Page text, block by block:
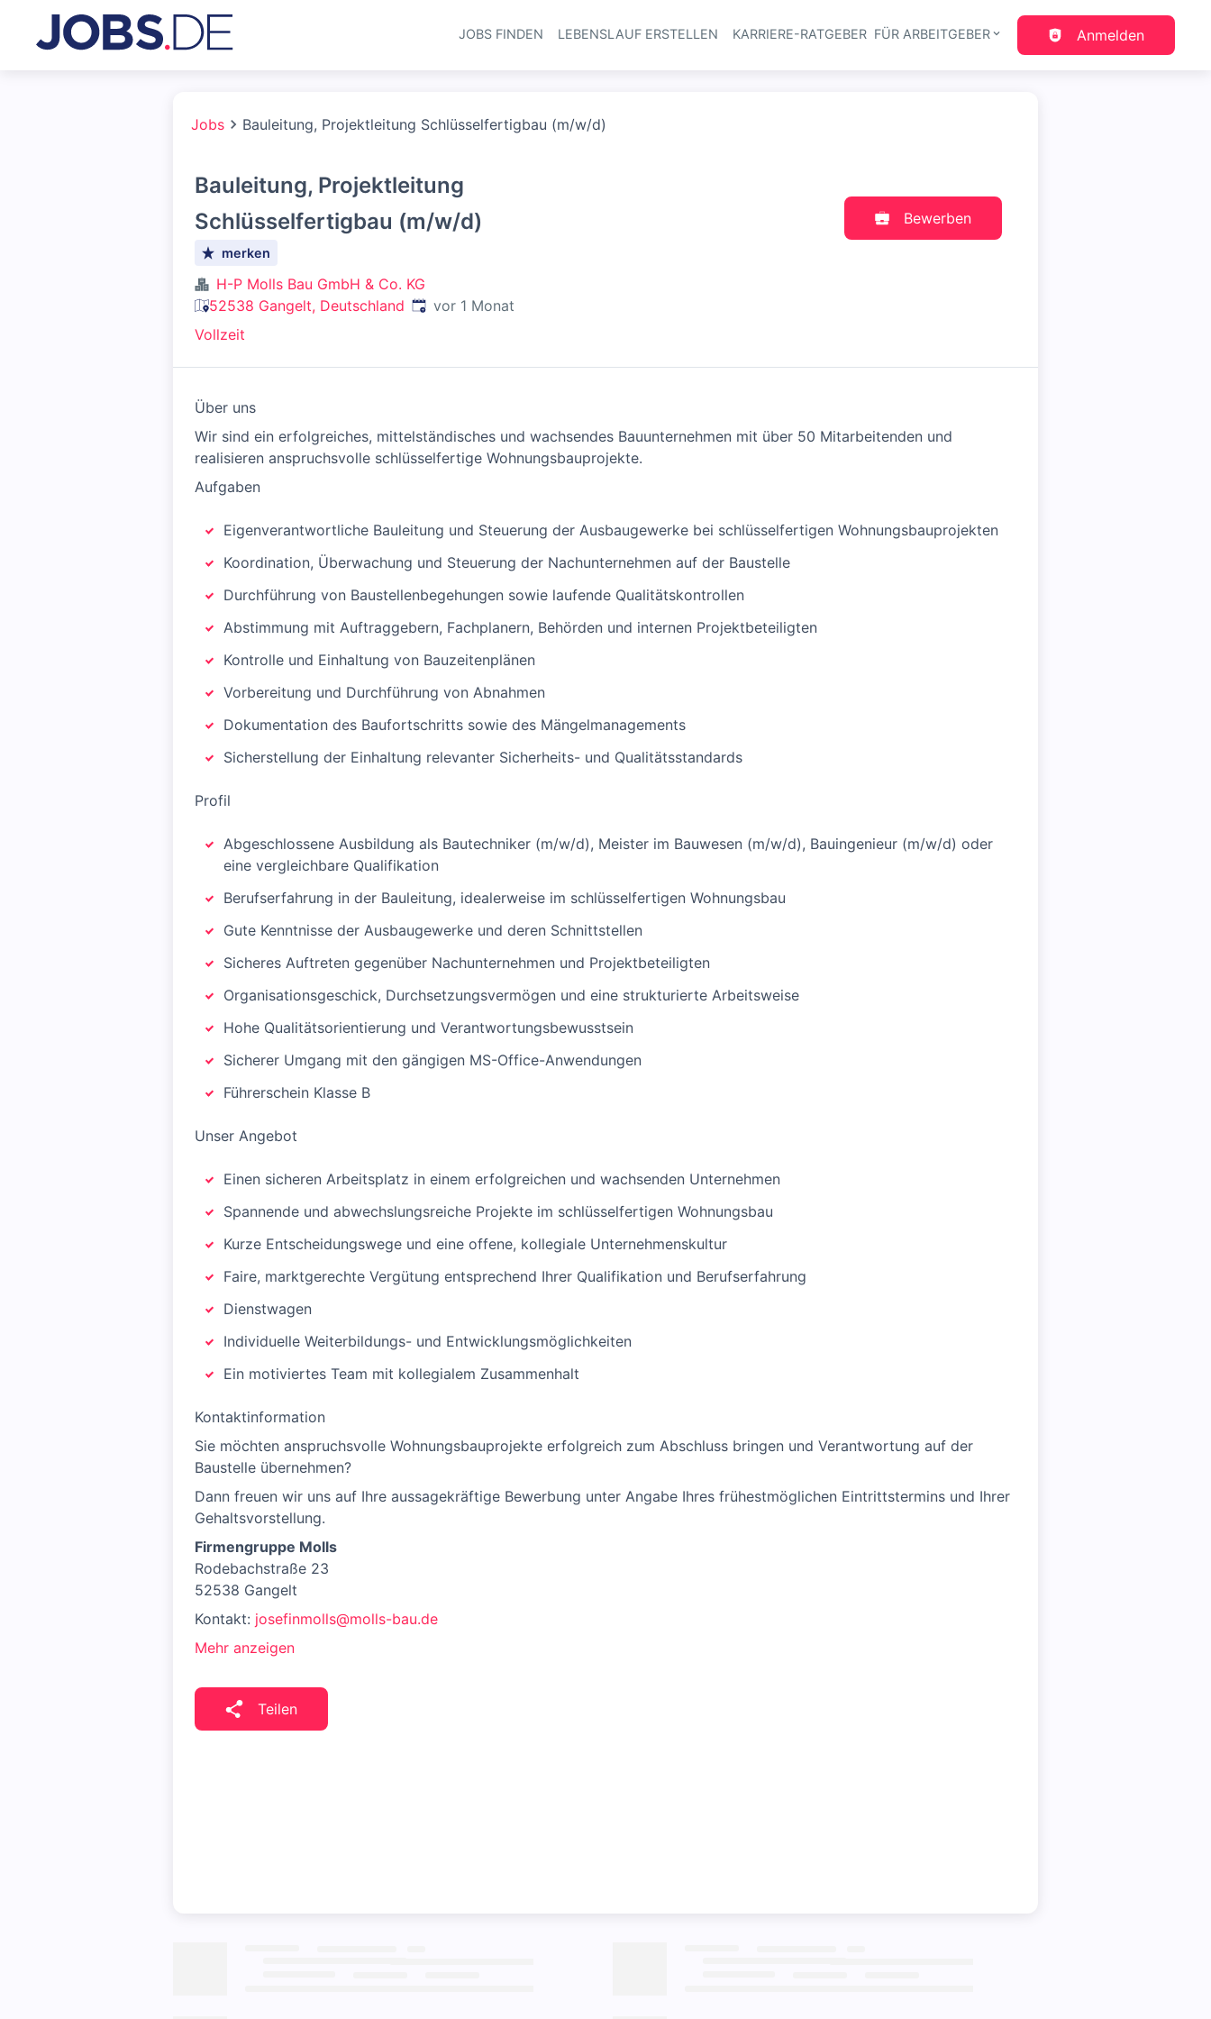
Haupt-Navigation
JOBS FINDEN LEBENSLAUF ERSTELLEN KARRIERE-RATGEBER FÜR ARBEITGEBER Anmelden
Jobs Bauleitung, Projektleitung Schlüsselfertigbau (m/w/d)
Bauleitung, Projektleitung
Schlüsselfertigbau (m/w/d)
merken
H-P Molls Bau GmbH & Co. KG
52538 Gangelt, Deutschland Veröffentlicht:
vor 1 Monat
Vollzeit
Bewerben
Über uns
Wir sind ein erfolgreiches, mittelständisches und wachsendes Bauunternehmen mit über 50 Mitarbeitenden und
realisieren anspruchsvolle schlüsselfertige Wohnungsbauprojekte.
Aufgaben
Eigenverantwortliche Bauleitung und Steuerung der Ausbaugewerke bei schlüsselfertigen Wohnungsbauprojekten
Koordination, Überwachung und Steuerung der Nachunternehmen auf der Baustelle
Durchführung von Baustellenbegehungen sowie laufende Qualitätskontrollen
Abstimmung mit Auftraggebern, Fachplanern, Behörden und internen Projektbeteiligten
Kontrolle und Einhaltung von Bauzeitenplänen
Vorbereitung und Durchführung von Abnahmen
Dokumentation des Baufortschritts sowie des Mängelmanagements
Sicherstellung der Einhaltung relevanter Sicherheits- und Qualitätsstandards
Profil
Abgeschlossene Ausbildung als Bautechniker (m/w/d), Meister im Bauwesen (m/w/d), Bauingenieur (m/w/d) oder
eine vergleichbare Qualifikation
Berufserfahrung in der Bauleitung, idealerweise im schlüsselfertigen Wohnungsbau
Gute Kenntnisse der Ausbaugewerke und deren Schnittstellen
Sicheres Auftreten gegenüber Nachunternehmen und Projektbeteiligten
Organisationsgeschick, Durchsetzungsvermögen und eine strukturierte Arbeitsweise
Hohe Qualitätsorientierung und Verantwortungsbewusstsein
Sicherer Umgang mit den gängigen MS-Office-Anwendungen
Führerschein Klasse B
Unser Angebot
Einen sicheren Arbeitsplatz in einem erfolgreichen und wachsenden Unternehmen
Spannende und abwechslungsreiche Projekte im schlüsselfertigen Wohnungsbau
Kurze Entscheidungswege und eine offene, kollegiale Unternehmenskultur
Faire, marktgerechte Vergütung entsprechend Ihrer Qualifikation und Berufserfahrung
Dienstwagen
Individuelle Weiterbildungs- und Entwicklungsmöglichkeiten
Ein motiviertes Team mit kollegialem Zusammenhalt
Kontaktinformation
Sie möchten anspruchsvolle Wohnungsbauprojekte erfolgreich zum Abschluss bringen und Verantwortung auf der
Baustelle übernehmen?
Dann freuen wir uns auf Ihre aussagekräftige Bewerbung unter Angabe Ihres frühestmöglichen Eintrittstermins und Ihrer
Gehaltsvorstellung.
Firmengruppe Molls
Rodebachstraße 23
52538 Gangelt
Kontakt: josefinmolls@molls-bau.de
Mehr anzeigen
Teilen